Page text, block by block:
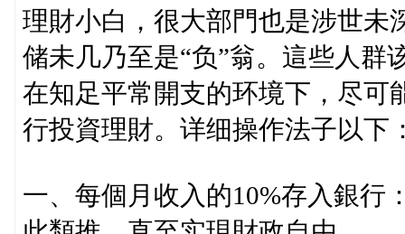
理財小白，很大部門也是涉世未
储未几乃至是“负”翁。這些人群
在知足平常開支的环境下，尽可
行投資理財。详细操作法子以下
一、每個月收入的10%存入銀行